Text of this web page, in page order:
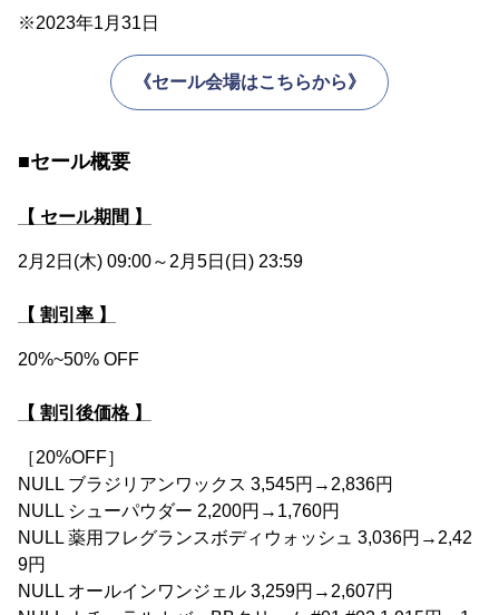
※2023年1月31日
《セール会場はこちらから》
■セール概要
【 セール期間 】
2月2日(木) 09:00～2月5日(日) 23:59
【 割引率 】
20%~50% OFF
【 割引後価格 】
［20%OFF］
NULL ブラジリアンワックス 3,545円→2,836円
NULL シューパウダー 2,200円→1,760円
NULL 薬用フレグランスボディウォッシュ 3,036円→2,42
9円
NULL オールインワンジェル 3,259円→2,607円